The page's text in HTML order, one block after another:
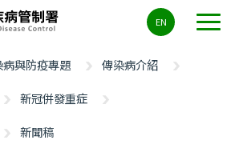
EN
病與防疫專題
傳染病介紹
新冠併發重症
新聞稿